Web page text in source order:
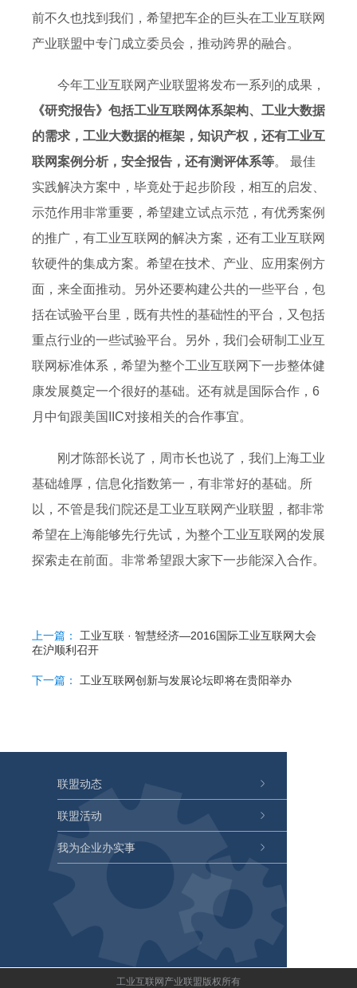
前不久也找到我们，希望把车企的巨头在工业互联网
产业联盟中专门成立委员会，推动跨界的融合。
今年工业互联网产业联盟将发布一系列的成果，
《研究报告》包括工业互联网体系架构、工业大数据
的需求，工业大数据的框架，知识产权，还有工业互
联网案例分析，安全报告，还有测评体系等。 最佳
实践解决方案中，毕竟处于起步阶段，相互的启发、
示范作用非常重要，希望建立试点示范，有优秀案例
的推广，有工业互联网的解决方案，还有工业互联网
软硬件的集成方案。希望在技术、产业、应用案例方
面，来全面推动。另外还要构建公共的一些平台，包
括在试验平台里，既有共性的基础性的平台，又包括
重点行业的一些试验平台。另外，我们会研制工业互
联网标准体系，希望为整个工业互联网下一步整体健
康发展奠定一个很好的基础。还有就是国际合作，6
月中旬跟美国IIC对接相关的合作事宜。
刚才陈部长说了，周市长也说了，我们上海工业
基础雄厚，信息化指数第一，有非常好的基础。所
以，不管是我们院还是工业互联网产业联盟，都非常
希望在上海能够先行先试，为整个工业互联网的发展
探索走在前面。非常希望跟大家下一步能深入合作。
上一篇：
工业互联 · 智慧经济—2016国际工业互联网大会
在沪顺利召开
下一篇： 工业互联网创新与发展论坛即将在贵阳举办
联盟动态
联盟活动
我为企业办实事
工业互联网产业联盟版权所有